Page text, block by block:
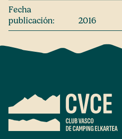
Fecha
publicación:
2016